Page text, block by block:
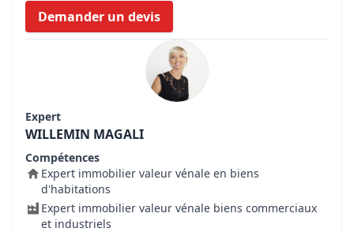
Demander un devis
Expert
WILLEMIN MAGALI
Compétences
Expert immobilier valeur vénale en biens
d'habitations
Expert immobilier valeur vénale biens commerciaux
et industriels